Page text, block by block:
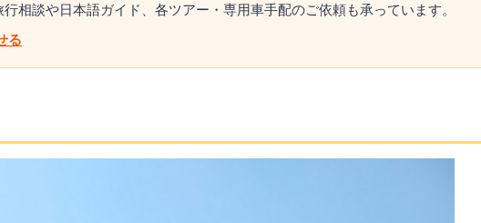
相談や日本語ガイド、各ツアー・専用車手配のご依頼も承っています。
る